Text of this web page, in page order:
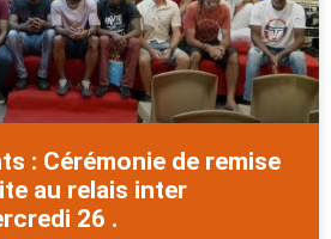
: Cérémonie de remise
au relais inter
26 .